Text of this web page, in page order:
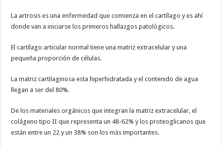
La artrosis es una enfermedad que comienza en el cartílago y es ahí
donde van a iniciarse los primeros hallazgos patológicos.
El cartílago articular normal tiene una matriz extracelular y una
pequeña proporción de células.
La matriz cartilaginosa esta hiperhidratada y el contenido de agua
llegan a ser del 80%.
De los materiales orgánicos que integran la matriz extracelular, el
colágeno tipo II que representa un 48-62% y los proteoglicanos que
están entre un 22 y un 38% son los más importantes.